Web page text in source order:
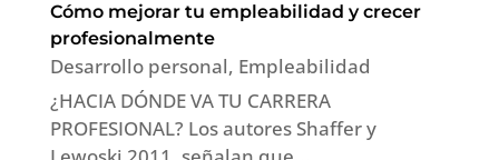
Cómo mejorar tu empleabilidad y crecer
profesionalmente
Desarrollo personal, Empleabilidad
¿HACIA DÓNDE VA TU CARRERA
PROFESIONAL? Los autores Shaffer y